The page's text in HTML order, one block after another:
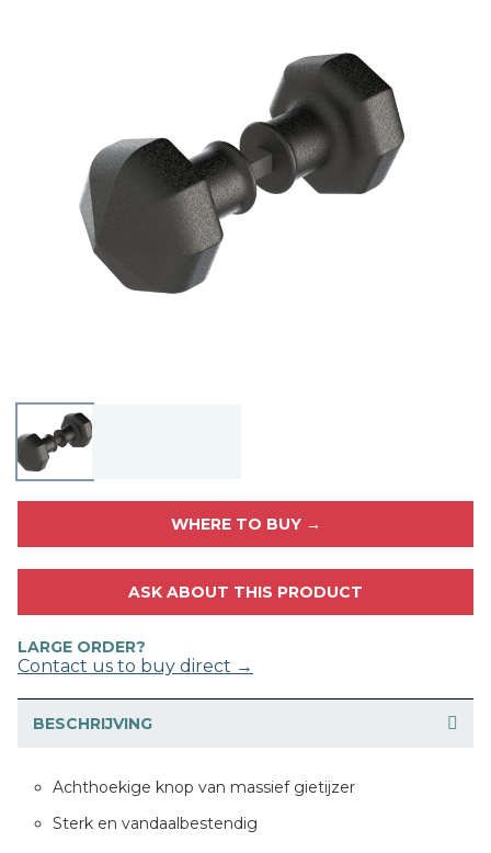
WHERE TO BUY →
ASK ABOUT THIS PRODUCT
LARGE ORDER?
Contact us to buy direct →
BESCHRIJVING
Achthoekige knop van massief gietijzer
Sterk en vandaalbestendig